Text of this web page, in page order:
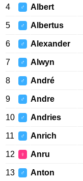
4 ♂ Albert
5 ♂ Albertus
6 ♂ Alexander
7 ♂ Alwyn
8 ♂ André
9 ♂ Andre
10 ♂ Andries
11 ♂ Anrich
12 ♀ Anru
13 ♂ Anton